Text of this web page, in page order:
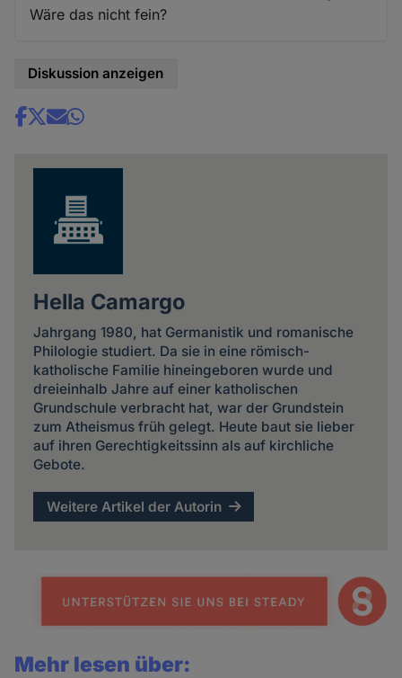
Wäre das nicht fein?
Diskussion anzeigen
Share
Hella Camargo
Jahrgang 1980, hat Germanistik und romanische
Philologie studiert. Da sie in eine römisch-
katholische Familie hineingeboren wurde und
dreieinhalb Jahre auf einer katholischen
Grundschule verbracht hat, war der Grundstein
zum Atheismus früh gelegt. Heute baut sie lieber
auf ihren Gerechtigkeitssinn als auf kirchliche
Gebote.
Weitere Artikel der Autorin
Mehr lesen über: